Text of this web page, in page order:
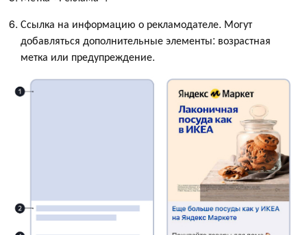
Ссылка на информацию о рекламодателе. Могут
добавляться дополнительные элементы: возрастная
метка или предупреждение.